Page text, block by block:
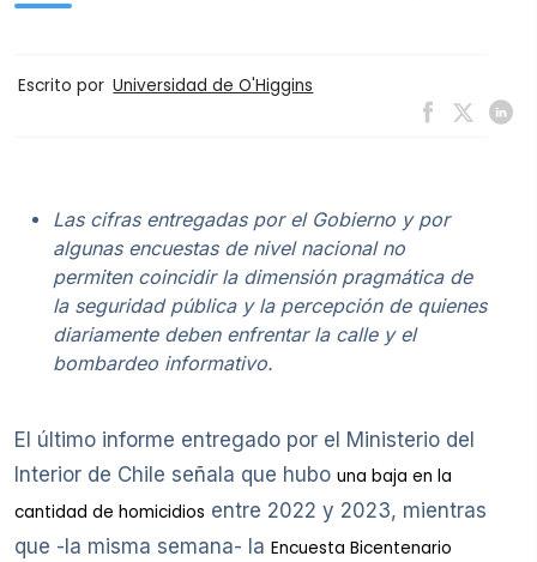
Escrito por Universidad de O'Higgins
Las cifras entregadas por el Gobierno y por
algunas encuestas de nivel nacional no
permiten coincidir la dimensión pragmática de
la seguridad pública y la percepción de quienes
diariamente deben enfrentar la calle y el
bombardeo informativo.
El último informe entregado por el Ministerio del
Interior de Chile señala que hubo una baja en la
cantidad de homicidios entre 2022 y 2023, mientras
que -la misma semana- la Encuesta Bicentenario